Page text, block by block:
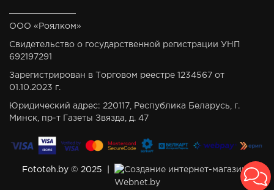
ООО «Роялком»
Свидетельство о государственной регистрации УНП
692197291
Зарегистрирован в Торговом реестре 1234567 от
01.10.2023 г.
Юридический адрес: 220117, Республика Беларусь, г.
Минск, пр-т Газеты Звязда, д. 47
Fototeh.by © 2025 |
Создание интернет-магазина
Webnet.by